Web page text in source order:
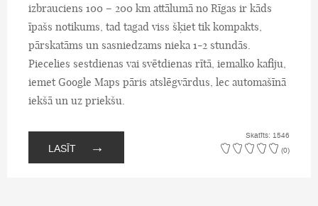
izbrauciens 100 – 200 km attālumā no Rīgas ir kāds
īpašs notikums, tad tagad viss šķiet tik kompakts,
pārskatāms un sasniedzams nieka 1-2 stundās.
Piecelies sestdienas vai svētdienas rītā, iemalko kafiju,
iemet Google Maps pāris atslēgvārdus, lec automašīnā
iekšā un uz priekšu.
LASĪT →
Skatīts: 1546
(0)